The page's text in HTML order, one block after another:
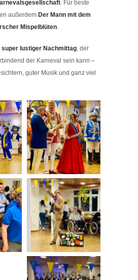
. Für beste
außerdem Der Mann mit dem
Mispelblüten.
super lustiger Nachmittag, der
der Karneval sein kann –
guter Musik und ganz viel